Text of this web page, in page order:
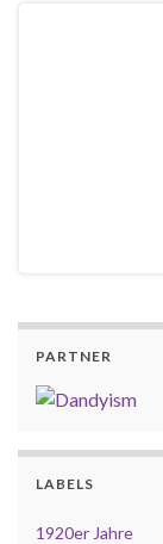
PARTNER
LABELS
1920er Jahre